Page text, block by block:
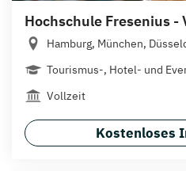
Hochschule Fresenius -
Hamburg, München,
Tourismus-, Hotel- und
Vollzeit
Kostenloses